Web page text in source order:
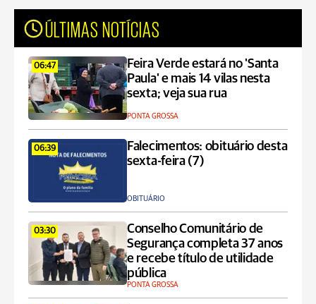
ÚLTIMAS NOTÍCIAS
06:47
Feira Verde estará no 'Santa
Paula' e mais 14 vilas nesta
sexta; veja sua rua
PONTA GROSSA
06:39
Falecimentos: obituário desta
sexta-feira (7)
OBITUÁRIO
03:30
Conselho Comunitário de
Segurança completa 37 anos
e recebe título de utilidade
pública
PONTA GROSSA